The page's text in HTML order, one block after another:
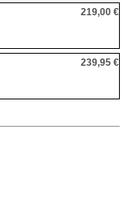
219,00 €
239,95 €